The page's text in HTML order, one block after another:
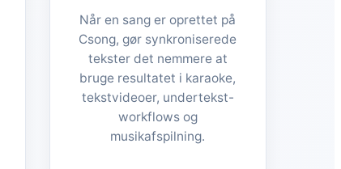
Når en sang er oprettet på
Csong, gør synkroniserede
tekster det nemmere at
bruge resultatet i karaoke,
tekstvideoer, undertekst-
workflows og
musikafspilning.